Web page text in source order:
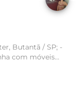
Butantã / SP; -
com móveis